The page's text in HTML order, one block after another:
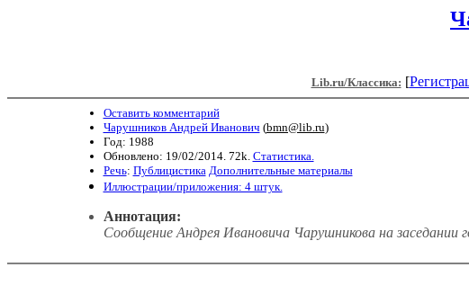
Lib.ru/Классика: [
Оставить комментарий
Чарушников Андрей Иванович (bmn@lib.ru)
Год: 1988
Обновлено: 19/02/2014. 72k. Статистика.
Речь: Публицистика Дополнительные материалы
Иллюстрации/приложения: 4 штук.
Аннотация:
Сообщение Андрея Ивановича Чарушникова на заседании